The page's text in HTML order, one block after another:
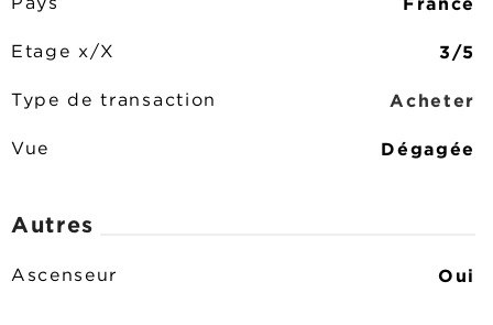
Pays
Etage x/X 3/5
Type de transaction Acheter
Vue Dégagée
Autres
Ascenseur Oui